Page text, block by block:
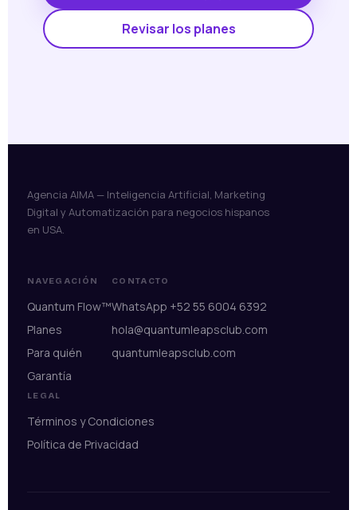
Revisar los planes
Agencia AIMA — Inteligencia Artificial, Marketing
Digital y Automatización para negocios hispanos
en USA.
NAVEGACIÓN
Quantum Flow™
Planes
Para quién
Garantía
CONTACTO
WhatsApp +52 55 6004 6392
hola@quantumleapsclub.com
quantumleapsclub.com
LEGAL
Términos y Condiciones
Política de Privacidad